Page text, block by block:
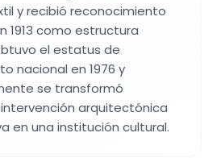
y recibió reconocimiento
1913 como estructura
el estatus de
nacional en 1976 y
se transformó
arquitectónica
en una institución cultural.